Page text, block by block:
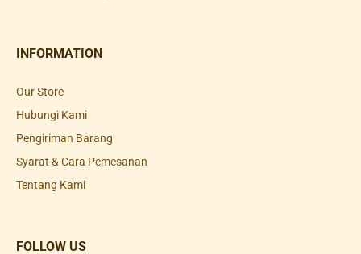
INFORMATION
Our Store
Hubungi Kami
Pengiriman Barang
Syarat & Cara Pemesanan
Tentang Kami
FOLLOW US